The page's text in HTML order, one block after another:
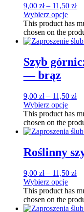
9,00 zł– 11,50 zł
Wybierz opcje
This product has
chosen on the
Szyb
— brąz
9,00 zł– 11,50 zł
Wybierz opcje
This product has
chosen on the
Roślinny
9,00 zł– 11,50 zł
Wybierz opcje
This product has
chosen on the